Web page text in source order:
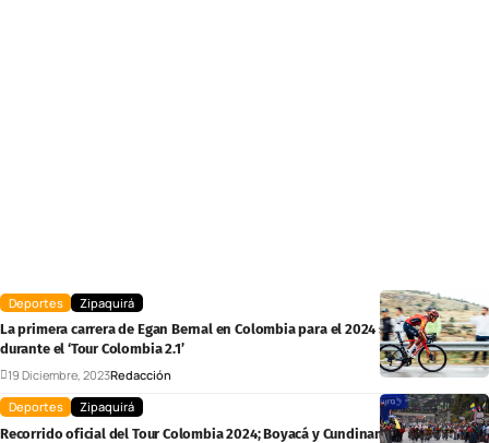
Deportes
Zipaquirá
La primera carrera de Egan Bernal en Colombia para el 2024 será en Zipaquirá
durante el ‘Tour Colombia 2.1’
19 Diciembre, 2023Redacción
Deportes
Zipaquirá
Recorrido oficial del Tour Colombia 2024; Boyacá y Cundinamarca son los